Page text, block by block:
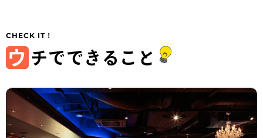
ウ チでできること